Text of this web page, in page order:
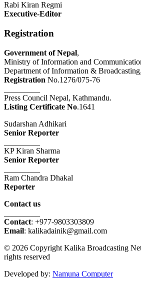
Rabi Kiran Regmi
Executive-Editor
Registration
Government of Nepal,
Ministry of Information and
Department of Information &
Registration No.1276/075-76
Press Council Nepal, Kathmandu.
Listing Certificate No.1641
Sudarshan Adhikari
Senior Reporter
KP Kiran Sharma
Senior Reporter
Ram Chandra Dhakal
Reporter
Contact us
Contact: +977-9803303809
Email: kalikadainik@gmail.com
© 2026 Copyright Kalika Broadcasting
rights reserved
Developed by: Namuna Computer